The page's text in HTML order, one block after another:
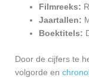
Filmreeks:
Jaartallen:
Boektitels:
Door de cijfers te
volgorde en